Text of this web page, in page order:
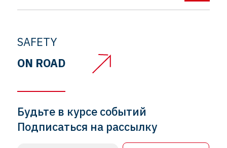
SAFETY
ON ROAD
Будьте в курсе событий
Подписаться на рассылку